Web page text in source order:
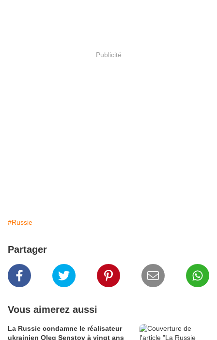
Publicité
#Russie
Partager
Vous aimerez aussi
La Russie condamne le réalisateur
ukrainien Oleg Senstov à vingt ans